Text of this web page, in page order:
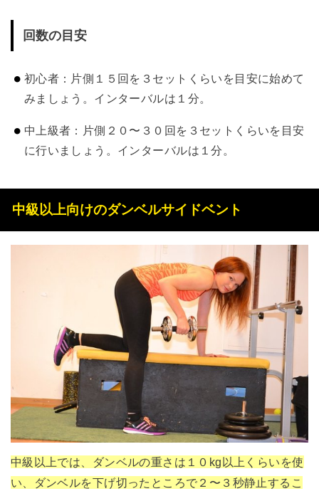
回数の目安
初心者：片側１５回を３セットくらいを目安に始めて
みましょう。インターバルは１分。
中上級者：片側２０〜３０回を３セットくらいを目安
に行いましょう。インターバルは１分。
中級以上向けのダンベルサイドベント
中級以上では、ダンベルの重さは１０kg以上くらいを使
い、ダンベルを下げ切ったところで２〜３秒静止するこ